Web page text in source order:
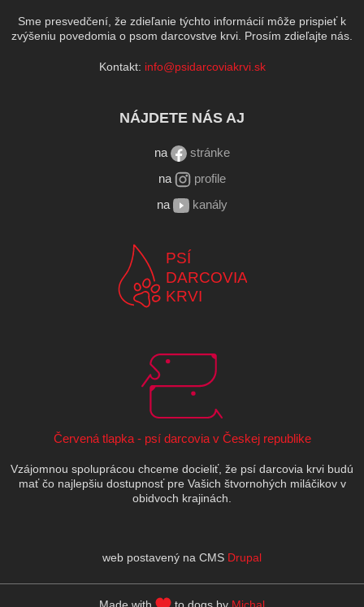
Sme presvedčení, že zdieľanie týchto informácií môže prispieť k
zvýšeniu povedomia o psom darcovstve krvi. Prosím zdieľajte nás.
Kontakt: info@psidarcoviakrvi.sk
NÁJDETE NÁS AJ
na
stránke
na
profile
na
kanály
PSÍ
DARCOVIA
KRVI
Červená tlapka - psí darcovia v Českej republike
Vzájomnou spoluprácou chceme docieliť, že psí darcovia krvi budú
mať čo najlepšiu dostupnosť pre Vašich štvornohých miláčikov v
obidvoch krajinách.
web postavený na CMS Drupal
Made with to dogs by Michal